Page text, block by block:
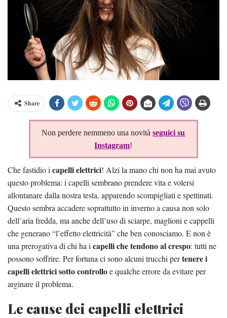
Share
Non perdere nemmeno una novitàseguici su
Instagram!
Che fastidio i capelli elettrici! Alzi la mano chi non ha mai avuto
questo problema: i capelli sembrano prendere vita e volersi
allontanare dalla nostra testa, apparendo scompigliati e spettinati.
Questo sembra accadere soprattutto in inverno a causa non solo
dell’aria fredda, ma anche dell’uso di sciarpe, maglioni e cappelli
che generano “l’effetto elettricità” che ben conosciamo. E non è
una prerogativa di chi ha i capelli che tendono al crespo: tutti ne
possono soffrire. Per fortuna ci sono alcuni trucchi pertenere i
capelli elettrici sotto controlloe qualche errore da evitare per
arginare il problema.
Le cause dei capelli elettrici